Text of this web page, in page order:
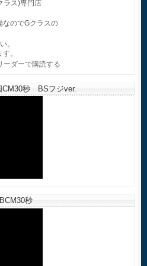
ラス)専門店
なのでGクラスの
。
。
秒 BSフジver.
秒